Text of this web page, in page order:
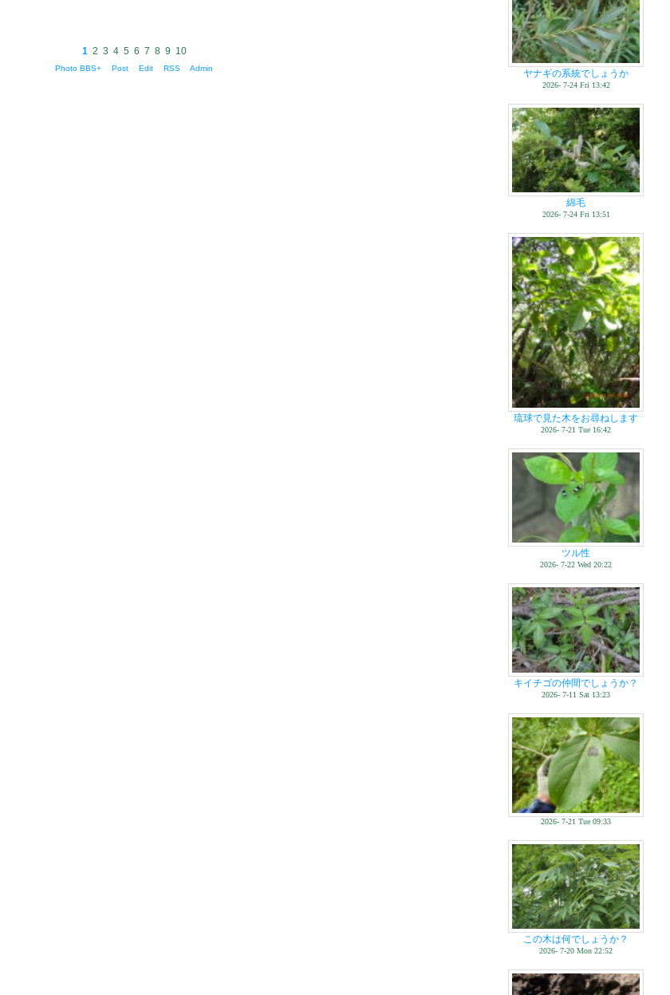
1 2 3 4 5 6 7 8 9 10
Photo BBS+ Post Edit RSS Admin ヤナギの系統でしょうか
2026- 7-24 Fri 13:42
綿毛
2026- 7-24 Fri 13:51
琉球で見た木をお尋ねします
2026- 7-21 Tue 16:42
ツル性
2026- 7-22 Wed 20:22
キイチゴの仲間でしょうか？
2026- 7-11 Sat 13:23
2026- 7-21 Tue 09:33
この木は何でしょうか？
2026- 7-20 Mon 22:52